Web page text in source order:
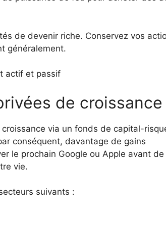
de devenir riche. Conservez vos
généralement.
actif et passif
de croissance
via un fonds de capital-
conséquent, davantage de gains
le prochain Google ou Apple avant de
vie.
suivants :